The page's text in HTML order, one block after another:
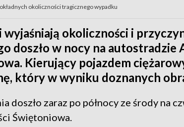
okoliczności tragicznego wypadku
wyjaśniają okoliczności i
doszło w nocy na autostradzie
Kierujący pojazdem
który w wyniku doznanych
doszło zaraz po północy ze środy na
Świętoniowa.